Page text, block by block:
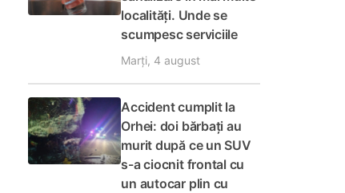
localități. Unde se
scumpesc serviciile
Marți, 4 august
Accident cumplit la
Orhei: doi bărbați au
murit după ce un SUV
s-a ciocnit frontal cu
un autocar plin cu